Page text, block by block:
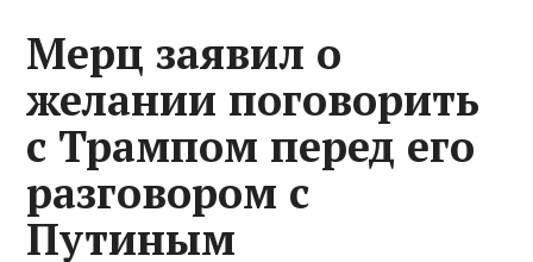
Мерц заявил о
желании поговорить
с Трампом перед его
разговором с
Путиным